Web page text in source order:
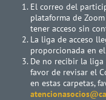
El correo del
plataforma de
tener acceso sin
La liga de acceso
proporcionada en
De no recibir la
favor de revisar el
en estas carpetas,